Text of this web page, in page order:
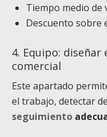
Tiempo medio de
Descuento sobre
4. Equipo:
comercial
Este apartado
el trabajo, detectar
seguimiento